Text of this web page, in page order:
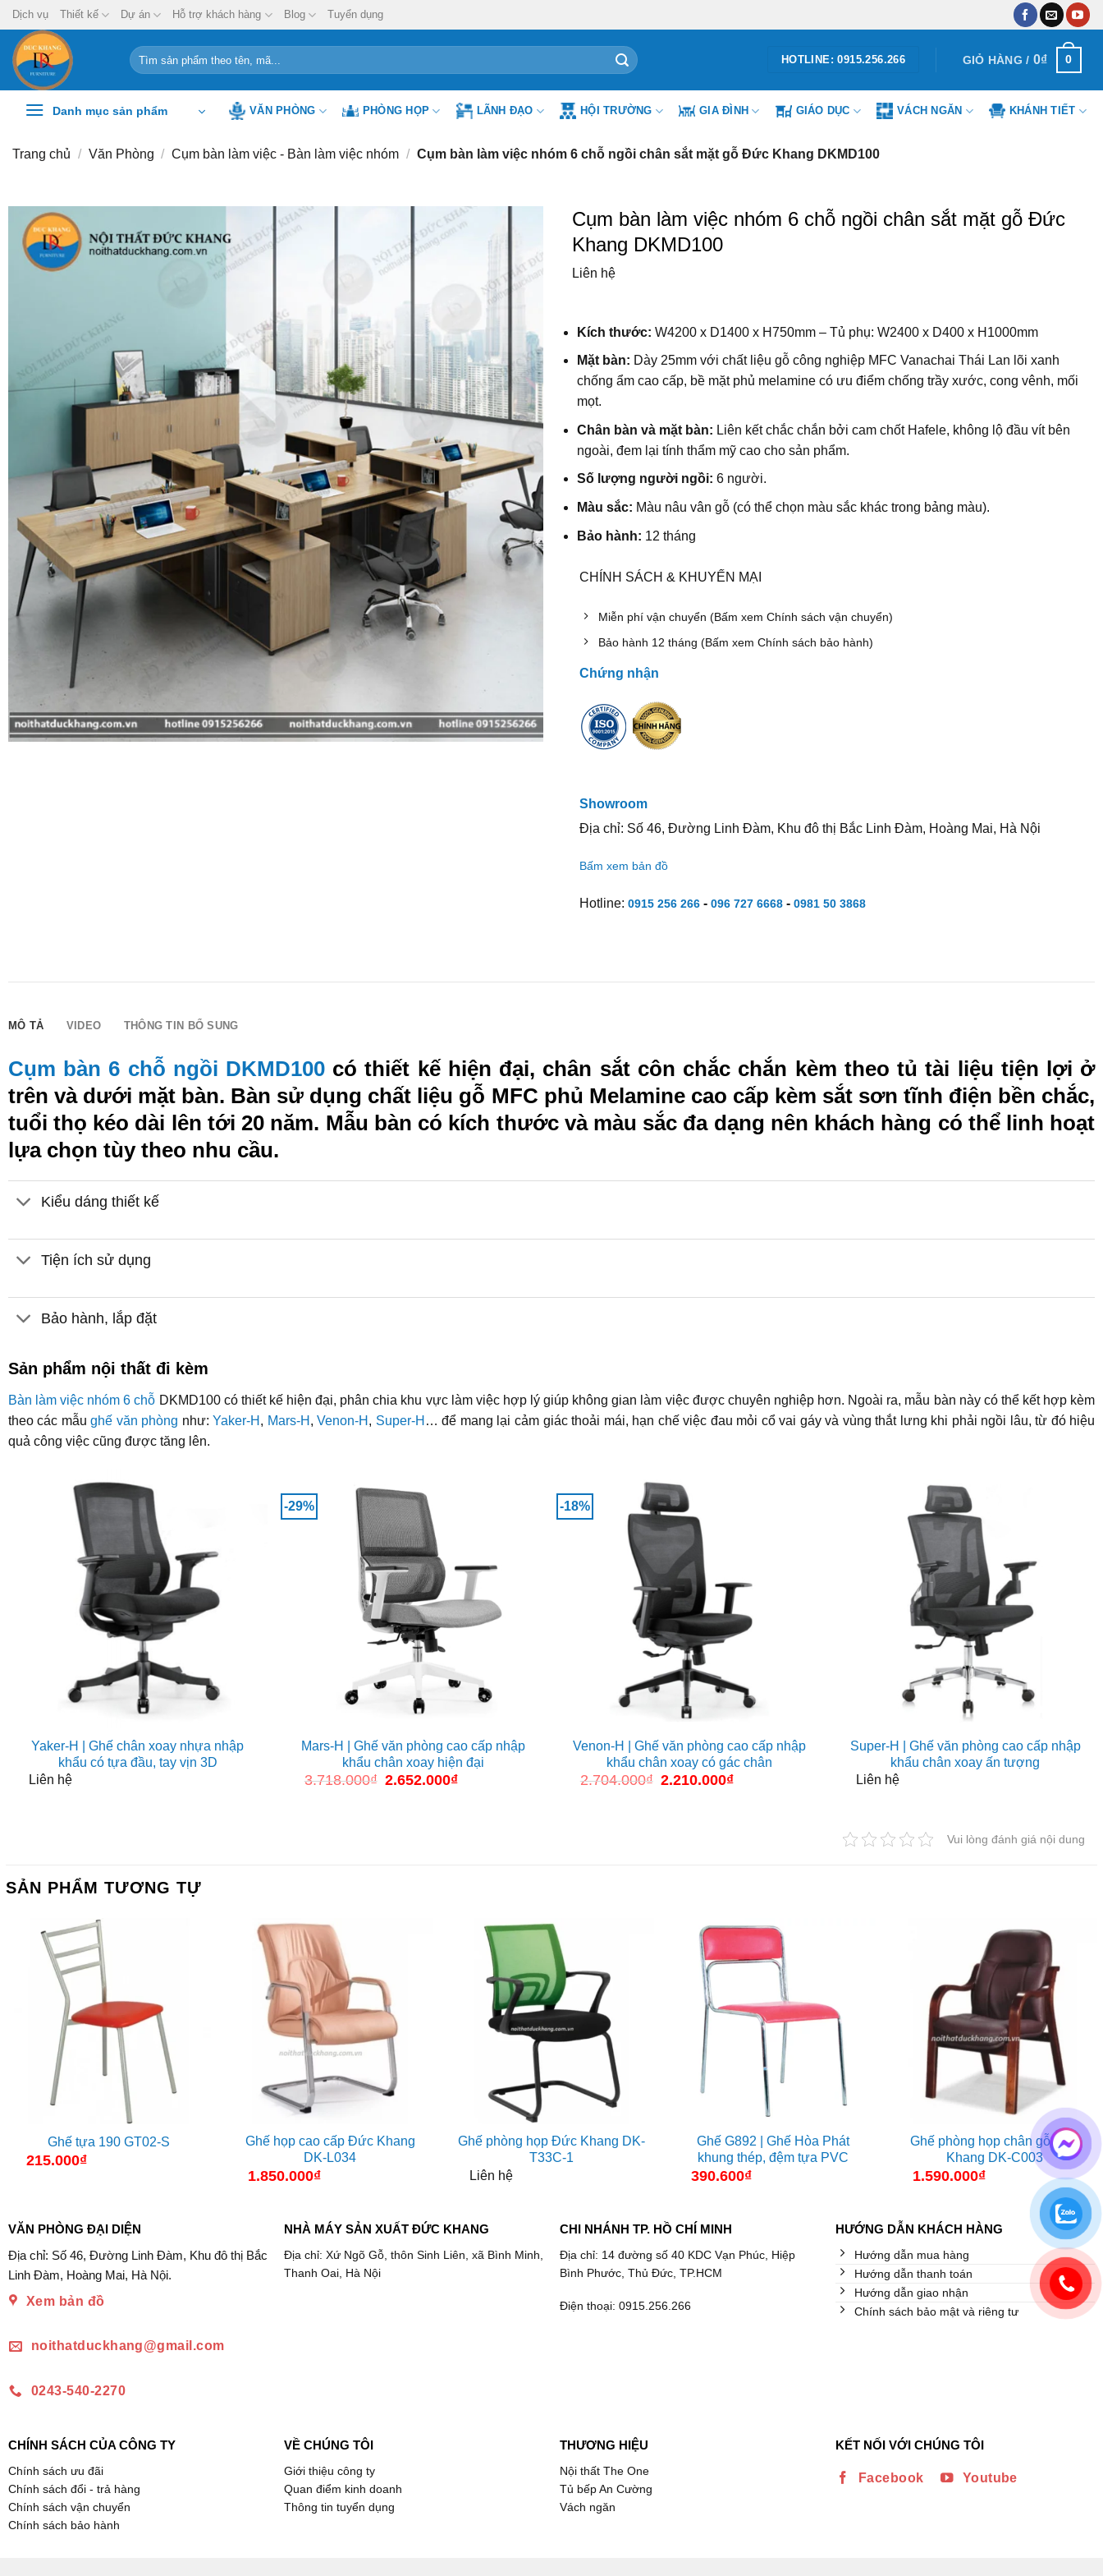
Chuyển
đến
nội
dung
Dịch vụ Thiết kế Dự án Hỗ trợ khách hàng Blog Tuyển dụng
Tìm
kiếm:
HOTLINE: 0915.256.266 GIỎ HÀNG / 0₫ 0
Danh mục sản phẩm VĂN PHÒNG PHÒNG HỌP LÃNH ĐẠO HỘI TRƯỜNG GIA ĐÌNH GIÁO DỤC VÁCH NGĂN KHÁNH TIẾT
Trang chủ / Văn Phòng / Cụm bàn làm việc - Bàn làm việc nhóm / Cụm bàn làm việc nhóm 6 chỗ ngồi chân sắt mặt gỗ Đức Khang DKMD100
Cụm bàn làm việc nhóm 6 chỗ ngồi chân sắt mặt gỗ Đức
Khang DKMD100
Liên hệ
Kích thước: W4200 x D1400 x H750mm – Tủ phụ: W2400 x D400 x H1000mm
Mặt bàn: Dày 25mm với chất liệu gỗ công nghiệp MFC Vanachai Thái Lan lõi xanh
chống ẩm cao cấp, bề mặt phủ melamine có ưu điểm chống trầy xước, cong vênh, mối
mọt.
Chân bàn và mặt bàn: Liên kết chắc chắn bởi cam chốt Hafele, không lộ đầu vít bên
ngoài, đem lại tính thẩm mỹ cao cho sản phẩm.
Số lượng người ngồi: 6 người.
Màu sắc: Màu nâu vân gỗ (có thể chọn màu sắc khác trong bảng màu).
Bảo hành: 12 tháng
CHÍNH SÁCH & KHUYẾN MẠI
Miễn phí vận chuyển (Bấm xem Chính sách vận chuyển)
Bảo hành 12 tháng (Bấm xem Chính sách bảo hành)
Chứng nhận
Showroom
Địa chỉ: Số 46, Đường Linh Đàm, Khu đô thị Bắc Linh Đàm, Hoàng Mai, Hà Nội
Bấm xem bản đồ
Hotline: 0915 256 266- 096 727 6668- 0981 50 3868
MÔ TẢ VIDEO THÔNG TIN BỔ SUNG
Cụm bàn 6 chỗ ngồi DKMD100có thiết kế hiện đại, chân sắt côn chắc chắn kèm theo tủ tài liệu tiện lợi ở
trên và dưới mặt bàn. Bàn sử dụng chất liệu gỗ MFC phủ Melamine cao cấp kèm sắt sơn tĩnh điện bền chắc,
tuổi thọ kéo dài lên tới 20 năm. Mẫu bàn có kích thước và màu sắc đa dạng nên khách hàng có thể linh hoạt
lựa chọn tùy theo nhu cầu.
Kiểu dáng thiết kế
Tiện ích sử dụng
Bảo hành, lắp đặt
Sản phẩm nội thất đi kèm
Bàn làm việc nhóm 6 chỗ DKMD100 có thiết kế hiện đại, phân chia khu vực làm việc hợp lý giúp không gian làm việc được chuyên nghiệp hơn. Ngoài ra, mẫu bàn này có thể kết hợp kèm
theo các mẫughế văn phòng như:Yaker-H , Mars-H ,Venon-H , Super-H … để mang lại cảm giác thoải mái, hạn chế việc đau mỏi cổ vai gáy và vùng thắt lưng khi phải ngồi lâu, từ đó hiệu
quả công việc cũng được tăng lên.
Yaker-H | Ghế chân xoay nhựa nhập
khẩu có tựa đầu, tay vịn 3D
Liên hệ
-29%
Mars-H | Ghế văn phòng cao cấp nhập
khẩu chân xoay hiện đại
3.718.000₫ Giá
2.652.000₫Giá
-18%
Venon-H | Ghế văn phòng cao cấp nhập
khẩu chân xoay có gác chân
2.704.000₫ Giá
2.210.000₫Giá
Super-H | Ghế văn phòng cao cấp nhập
khẩu chân xoay ấn tượng
Liên hệ
Vui lòng đánh giá nội dung
SẢN PHẨM TƯƠNG TỰ
Ghế tựa 190 GT02-S
215.000₫
Ghế họp cao cấp Đức Khang
DK-L034
1.850.000₫
Ghế phòng họp Đức Khang DK-
T33C-1
Liên hệ
Ghế G892 | Ghế Hòa Phát
khung thép, đệm tựa PVC
390.600₫
Ghế phòng họp chân gỗ Đức
Khang DK-C003
1.590.000₫
VĂN PHÒNG ĐẠI DIỆN
Địa chỉ: Số 46, Đường Linh Đàm, Khu đô thị Bắc
Linh Đàm, Hoàng Mai, Hà Nội.
Xem bản đồ
noithatduckhang@gmail.com
0243-540-2270
NHÀ MÁY SẢN XUẤT ĐỨC KHANG
Địa chỉ: Xứ Ngõ Gỗ, thôn Sinh Liên, xã Bình Minh,
Thanh Oai, Hà Nội
CHI NHÁNH TP. HỒ CHÍ MINH
Địa chỉ: 14 đường số 40 KDC Vạn Phúc, Hiệp
Bình Phước, Thủ Đức, TP.HCM
Điện thoại: 0915.256.266
HƯỚNG DẪN KHÁCH HÀNG
Hướng dẫn mua hàng
Hướng dẫn thanh toán
Hướng dẫn giao nhận
Chính sách bảo mật và riêng tư
CHÍNH SÁCH CỦA CÔNG TY
Chính sách ưu đãi
Chính sách đổi - trả hàng
Chính sách vận chuyển
Chính sách bảo hành
VỀ CHÚNG TÔI
Giới thiệu công ty
Quan điểm kinh doanh
Thông tin tuyển dụng
THƯƠNG HIỆU
Nội thất The One
Tủ bếp An Cường
Vách ngăn
KẾT NỐI VỚI CHÚNG TÔI
Facebook Youtube